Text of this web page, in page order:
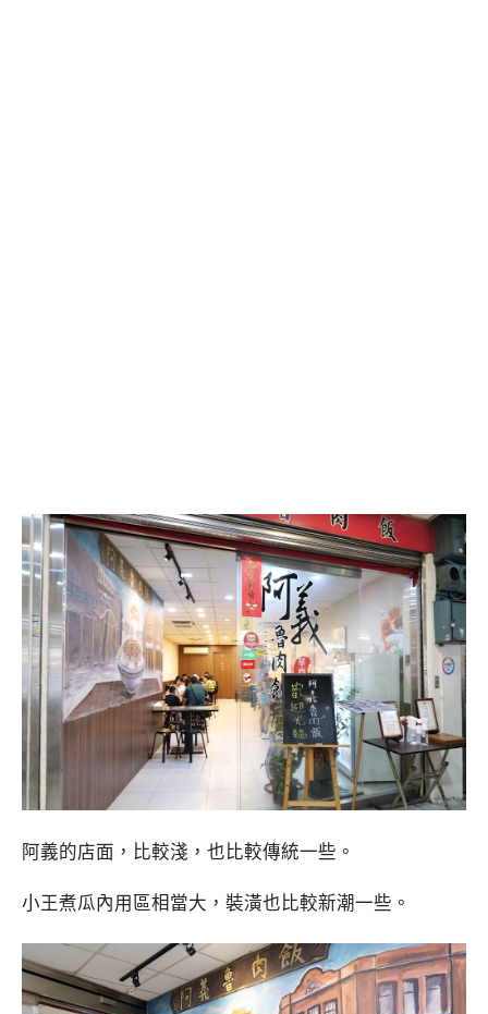
阿義的店面，比較淺，也比較傳統一些。
小王煮瓜內用區相當大，裝潢也比較新潮一些。